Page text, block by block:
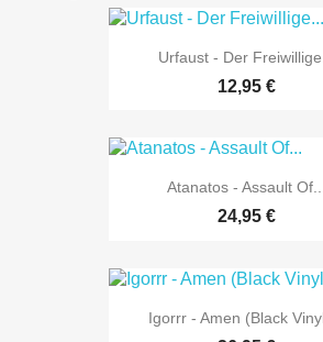
Urfaust - Der
12,95 €
Atanatos - Assault
24,95 €
Igorrr - Amen (Black